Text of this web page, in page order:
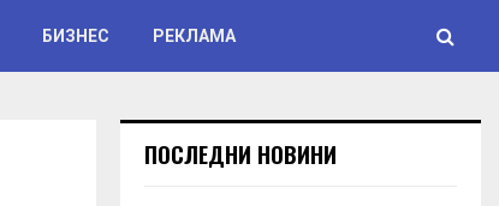
БИЗНЕС РЕКЛАМА
ПОСЛЕДНИ НОВИНИ